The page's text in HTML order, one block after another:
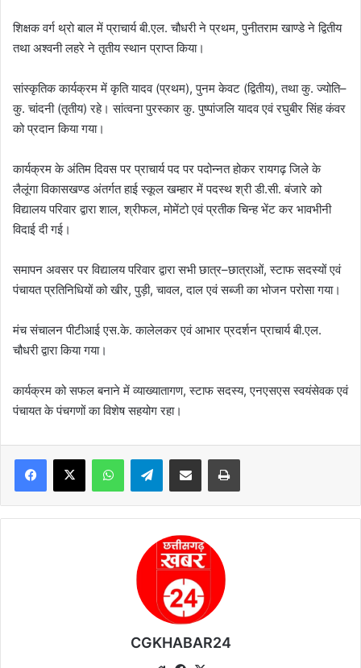
शिक्षक वर्ग थ्रो बाल में प्राचार्य बी.एल. चौधरी ने प्रथम, पुनीतराम खाण्डे ने द्वितीय
तथा अश्वनी लहरे ने तृतीय स्थान प्राप्त किया।
सांस्कृतिक कार्यक्रम में कृति यादव (प्रथम), पुनम केवट (द्वितीय), तथा कु. ज्योति–
कु. चांदनी (तृतीय) रहे। सांत्वना पुरस्कार कु. पुष्पांजलि यादव एवं रघुबीर सिंह कंवर
को प्रदान किया गया।
कार्यक्रम के अंतिम दिवस पर प्राचार्य पद पर पदोन्नत होकर रायगढ़ जिले के
लैलूंगा विकासखण्ड अंतर्गत हाई स्कूल खम्हार में पदस्थ श्री डी.सी. बंजारे को
विद्यालय परिवार द्वारा शाल, श्रीफल, मोमेंटो एवं प्रतीक चिन्ह भेंट कर भावभीनी
विदाई दी गई।
समापन अवसर पर विद्यालय परिवार द्वारा सभी छात्र–छात्राओं, स्टाफ सदस्यों एवं
पंचायत प्रतिनिधियों को खीर, पुड़ी, चावल, दाल एवं सब्जी का भोजन परोसा गया।
मंच संचालन पीटीआई एस.के. कालेलकर एवं आभार प्रदर्शन प्राचार्य बी.एल.
चौधरी द्वारा किया गया।
कार्यक्रम को सफल बनाने में व्याख्यातागण, स्टाफ सदस्य, एनएसएस स्वयंसेवक एवं
पंचायत के पंचगणों का विशेष सहयोग रहा।
Telegram
CGKHABAR24